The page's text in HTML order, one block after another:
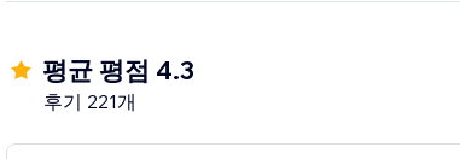
next.
Trusted by millions of small businesses worldwide.
40+ international awards. No agency required.
평균 평점 4.3
후기 221개